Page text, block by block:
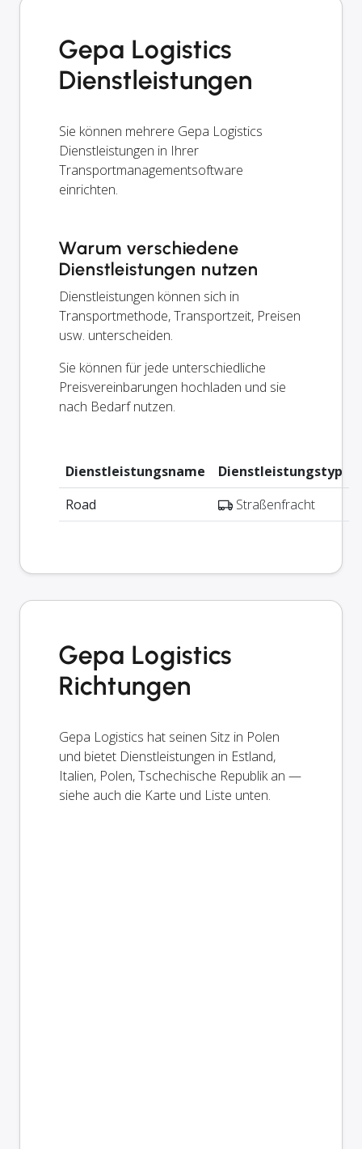
Gepa Logistics
Dienstleistungen
Sie können mehrere Gepa Logistics
Dienstleistungen in Ihrer
Transportmanagementsoftware
einrichten.
Warum verschiedene
Dienstleistungen nutzen
Dienstleistungen können sich in
Transportmethode, Transportzeit, Preisen
usw. unterscheiden.
Sie können für jede unterschiedliche
Preisvereinbarungen hochladen und sie
nach Bedarf nutzen.
Dienstleistungsname
Dienstleistungstyp
Road
Straßenfracht
Gepa Logistics
Richtungen
Gepa Logistics hat seinen Sitz in Polen
und bietet Dienstleistungen in Estland,
Italien, Polen, Tschechische Republik an —
siehe auch die Karte und Liste unten.